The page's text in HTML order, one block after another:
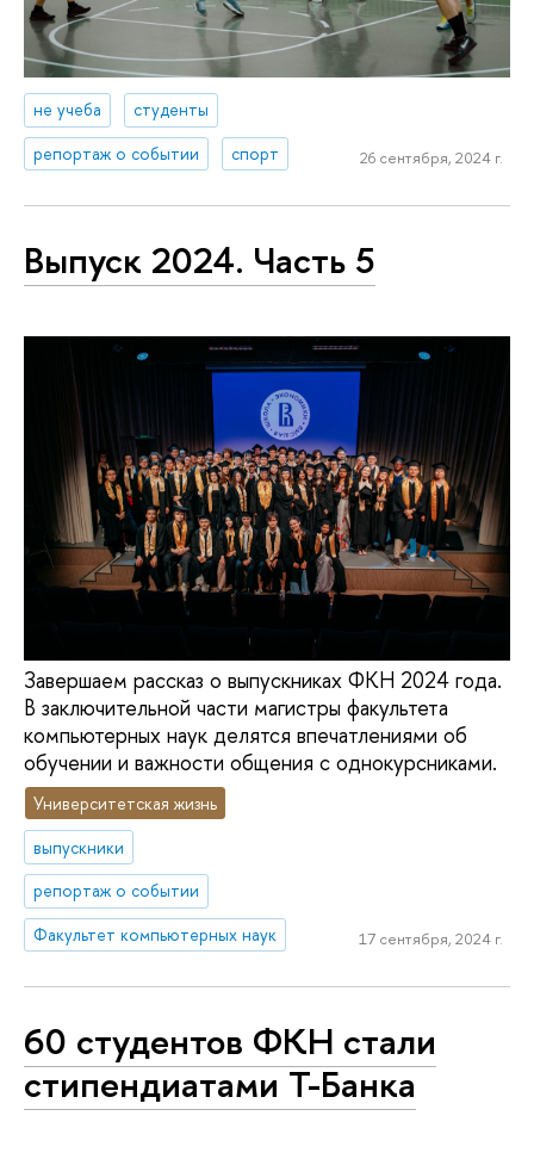
не учеба
студенты
репортаж о событии
спорт 26 сентября, 2024 г.
Выпуск 2024. Часть 5
Завершаем рассказ о выпускниках ФКН 2024 года.
В заключительной части магистры факультета
компьютерных наук делятся впечатлениями об
обучении и важности общения с однокурсниками.
Университетская жизнь
выпускники
репортаж о событии
Факультет компьютерных наук
17 сентября, 2024 г.
60 студентов ФКН стали
стипендиатами Т-Банка